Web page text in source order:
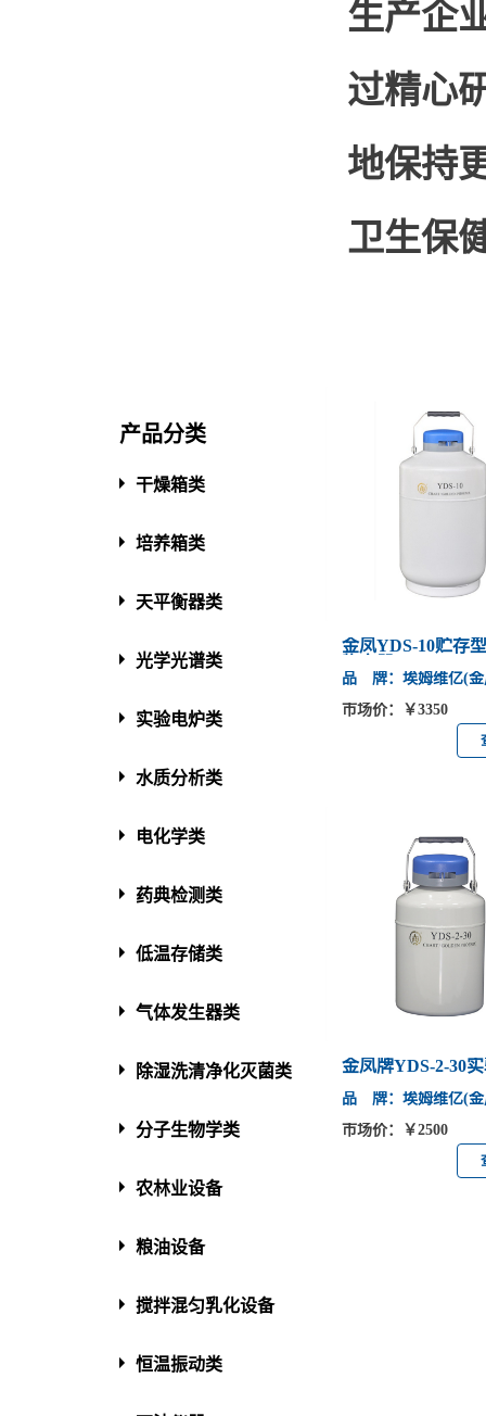
生产企
过精心
地保持
卫生保
产品分类
干燥箱类
培养箱类
天平衡器类
光学光谱类
实验电炉类
水质分析类
电化学类
药典检测类
低温存储类
气体发生器类
除湿洗清净化灭菌类
分子生物学类
农林业设备
粮油设备
搅拌混匀乳化设备
恒温振动类
金凤YDS-10贮存
品 牌：埃姆维亿(金
市场价：￥3350
金凤牌YDS-2-30
品 牌：埃姆维亿(金
市场价：￥2500